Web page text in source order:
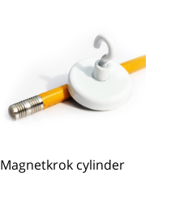
Magnetkrok cylinder